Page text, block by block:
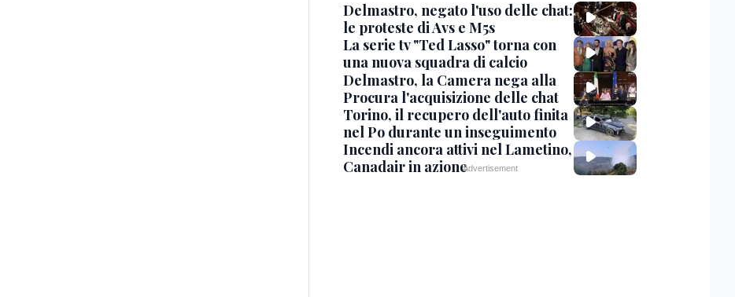
Delmastro, negato l'uso delle chat:
le proteste di Avs e M5s
La serie tv "Ted Lasso" torna con
una nuova squadra di calcio
Delmastro, la Camera nega alla
Procura l'acquisizione delle chat
Torino, il recupero dell'auto finita
nel Po durante un inseguimento
Incendi ancora attivi nel Lametino,
Canadair in azione